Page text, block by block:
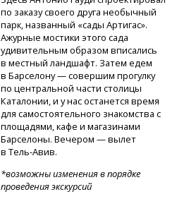
по заказу своего друга необычный
парк, названный «сады Артигас».
Ажурные мостики этого сада
удивительным образом вписались
в местный ландшафт. Затем едем
в Барселону — совершим прогулку
по центральной части столицы
Каталонии, и у нас останется время
для самостоятельного знакомства с
площадями, кафе и магазинами
Барселоны. Вечером — вылет
в Тель-Авив.
*возможны изменения в порядке
проведения экскурсий